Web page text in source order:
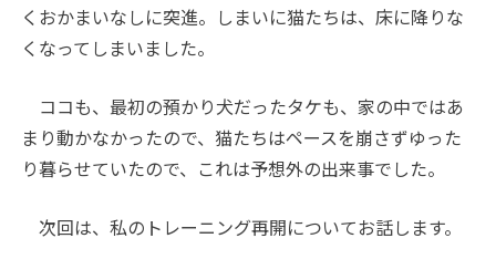
くおかまいなしに突進。しまいに猫たちは、床に降りな
くなってしまいました。
ココも、最初の預かり犬だったタケも、家の中ではあ
まり動かなかったので、猫たちはペースを崩さずゆった
り暮らせていたので、これは予想外の出来事でした。
次回は、私のトレーニング再開についてお話します。